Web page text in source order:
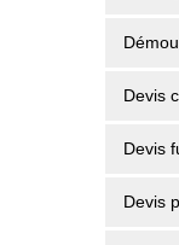
Devis
Devis
Devis